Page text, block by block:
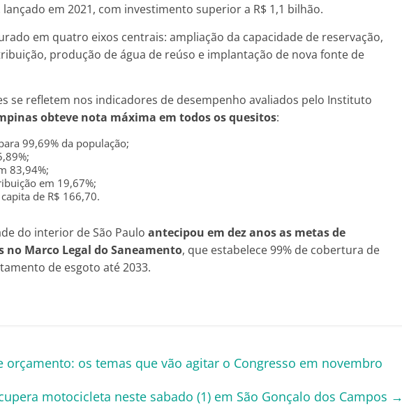
lançado em 2021, com investimento superior a R$ 1,1 bilhão.
em quatro eixos centrais: ampliação da capacidade de reservação,
produção de água de reúso e implantação de nova fonte de
se refletem nos indicadores de desempenho avaliados pelo Instituto
obteve nota máxima em todos os quesitos:
99,69% da população;
83,94%;
em 19,67%;
de R$ 166,70.
do interior de São Paulo antecipou em dez anos as metas de
Marco Legal do Saneamento, que estabelece 99% de cobertura de
de esgoto até 2033.
orçamento: os temas que vão agitar o Congresso em novembro
motocicleta neste sabado (1) em São Gonçalo dos Campos →